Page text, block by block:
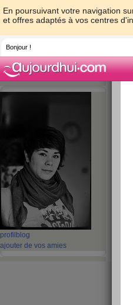
En poursuivant votre navigation
et offres adaptés à vos centres
Bonjour !
profil blog
ajouter de vos amies
Salut